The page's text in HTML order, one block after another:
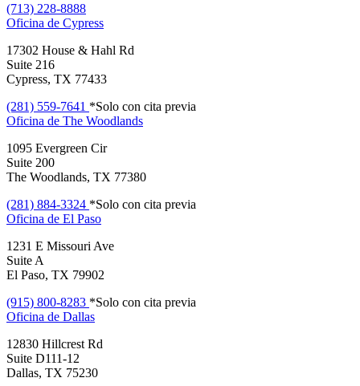
(713) 228-8888
Oficina de Cypress
17302 House & Hahl Rd
Suite 216
Cypress, TX 77433
(281) 559-7641 *Solo con cita previa
Oficina de The Woodlands
1095 Evergreen Cir
Suite 200
The Woodlands, TX 77380
(281) 884-3324 *Solo con cita previa
Oficina de El Paso
1231 E Missouri Ave
Suite A
El Paso, TX 79902
(915) 800-8283 *Solo con cita previa
Oficina de Dallas
12830 Hillcrest Rd
Suite D111-12
Dallas, TX 75230